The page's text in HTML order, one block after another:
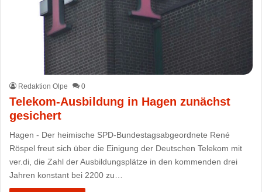
Redaktion Olpe 0
Telekom-Ausbildung in Hagen zunächst
gesichert
Hagen - Der heimische SPD-Bundestagsabgeordnete René
Röspel freut sich über die Einigung der Deutschen Telekom mit
ver.di, die Zahl der Ausbildungsplätze in den kommenden drei
Jahren konstant bei 2200 zu…